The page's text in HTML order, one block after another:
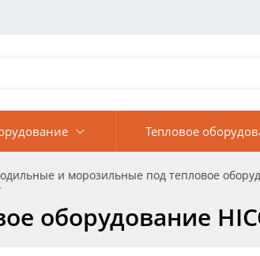
Тепловое
и морозильные под тепловое
оборудование